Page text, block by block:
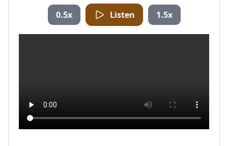
0.5x Listen 1.5x